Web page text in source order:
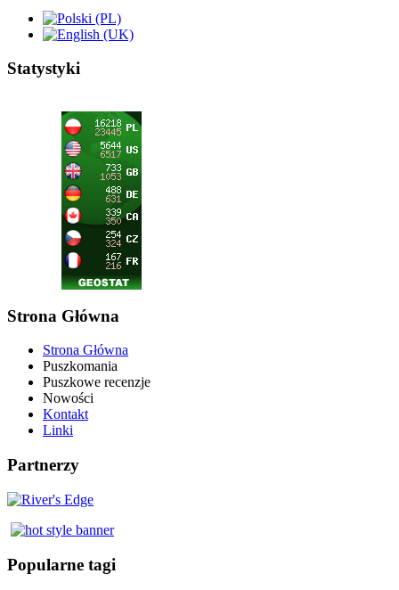
Statystyki
Strona Główna
Strona Główna
Puszkomania
Puszkowe recenzje
Nowości
Kontakt
Linki
Partnerzy
Popularne tagi